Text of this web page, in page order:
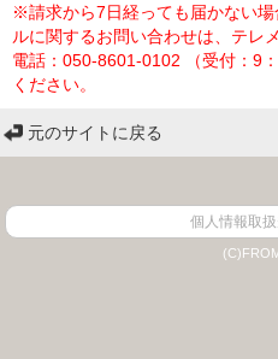
※請求から7日経っても届かない
ルに関するお問い合わせは、テレ
電話：050-8601-0102 （受付：9
ください。
元のサイトに戻る
個人情報取